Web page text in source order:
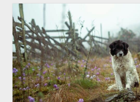
avec
son
chien
à
Mulhouse
?